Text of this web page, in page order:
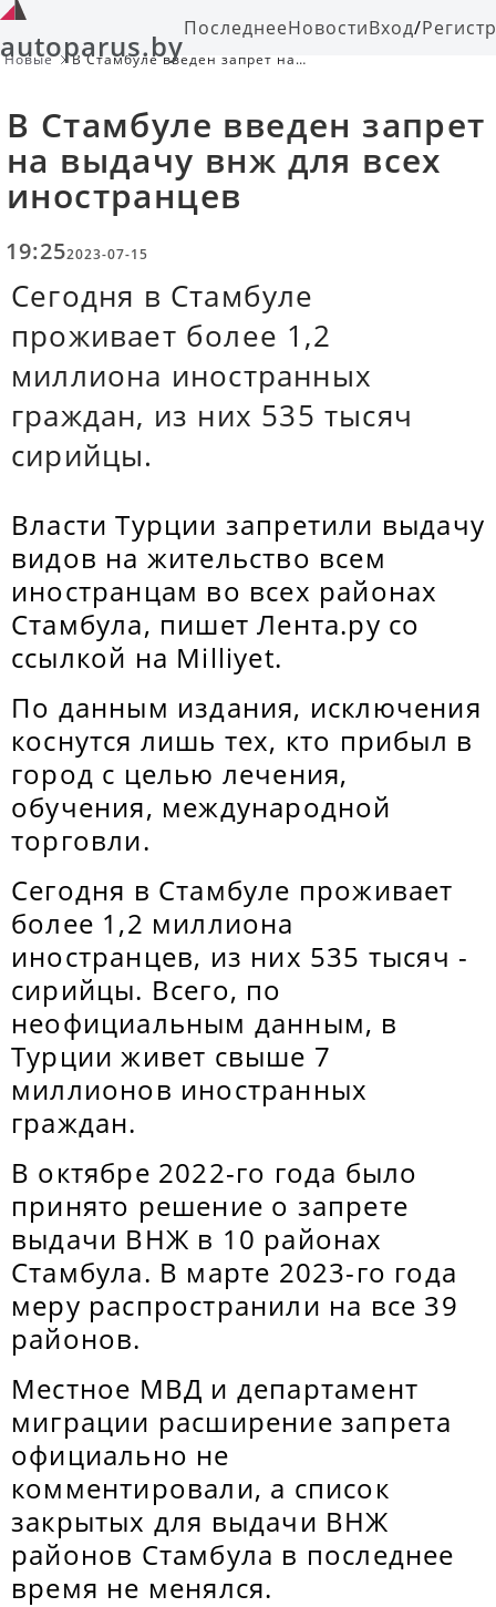
autoparus.byПоследнееНовостиВход/
Новые
В Стамбуле введен запрет на
В Стамбуле введен запрет
на выдачу внж для всех
иностранцев
19:252023-07-15
Сегодня в Стамбуле
проживает более 1,2
миллиона иностранных
граждан, из них 535 тысяч
сирийцы.
Власти Турции запретили выдачу
видов на жительство всем
иностранцам во всех районах
Стамбула, пишет Лента.ру со
ссылкой на Milliyet.
По данным издания, исключения
коснутся лишь тех, кто прибыл в
город с целью лечения,
обучения, международной
торговли.
Сегодня в Стамбуле проживает
более 1,2 миллиона
иностранцев, из них 535 тысяч -
сирийцы. Всего, по
неофициальным данным, в
Турции живет свыше 7
миллионов иностранных
граждан.
В октябре 2022-го года было
принято решение о запрете
выдачи ВНЖ в 10 районах
Стамбула. В марте 2023-го года
меру распространили на все 39
районов.
Местное МВД и департамент
миграции расширение запрета
официально не
комментировали, а список
закрытых для выдачи ВНЖ
районов Стамбула в последнее
время не менялся.